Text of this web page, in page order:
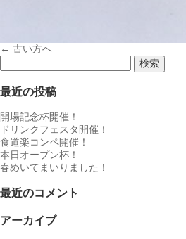
← 古い方へ
索:
最近の投稿
開場記念杯開催！
ドリンクフェスタ開催！
食道楽コンペ開催！
本日オープン杯！
春めいてまいりました！
最近のコメント
アーカイブ